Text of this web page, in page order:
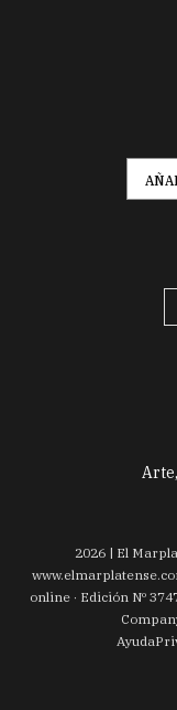
2026| El
www.
online · Edición Nº
Ayuda